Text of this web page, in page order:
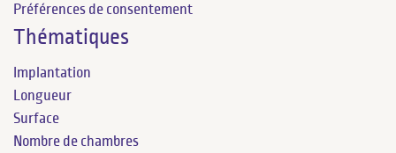
Préférences de consentement
Thématiques
Implantation
Longueur
Surface
Nombre de chambres